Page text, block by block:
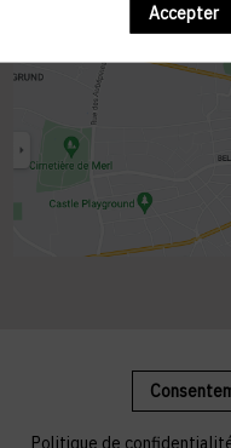
Politique de
Accepter